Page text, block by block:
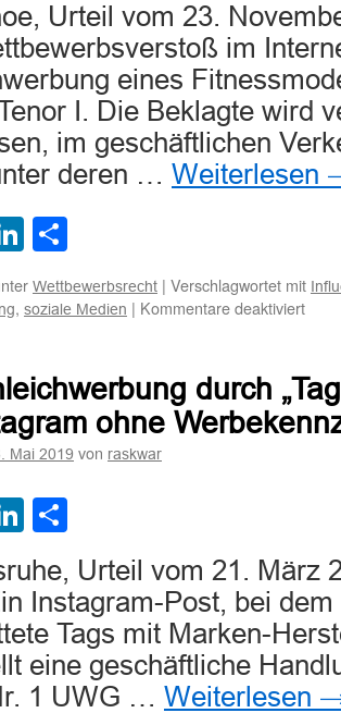
Urteil vom 23.
im
eines
I. Die Beklagte wird
im geschäftlichen
deren … Weiterlesen
LinkedIn
Wettbewerbsrecht | Verschlagwortet mit
, soziale Medien | Kommentare deaktiviertfür
im
durch
ohne
Mai 2019 von raskwar
LinkedIn
Urteil vom 21. März
Instagram-Post, bei
Tags mit Marken-
eine geschäftliche
1 UWG … Weiterlesen